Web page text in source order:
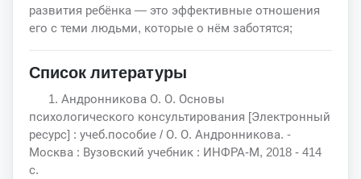
развития ребёнка — это эффективные отношения
его с теми людьми, которые о нём заботятся;
Список литературы
1. Андронникова О. О. Основы
психологического консультирования [Электронный
ресурс] : учеб.пособие / О. О. Андронникова. -
Москва : Вузовский учебник : ИНФРА-М, 2018 - 414
с.